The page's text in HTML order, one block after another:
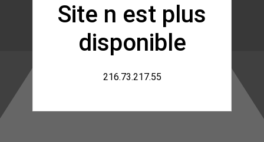
Site n est plus
disponible
216.73.217.55